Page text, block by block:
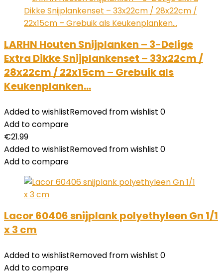
LARHN Houten Snijplanken – 3-Delige
Extra Dikke Snijplankenset – 33x22cm /
28x22cm / 22x15cm – Grebuik als
Keukenplanken…
Added to wishlistRemoved from wishlist 0
Add to compare
€21.99
Added to wishlistRemoved from wishlist 0
Add to compare
Lacor 60406 snijplank polyethyleen Gn 1/1
x 3 cm
Added to wishlistRemoved from wishlist 0
Add to compare